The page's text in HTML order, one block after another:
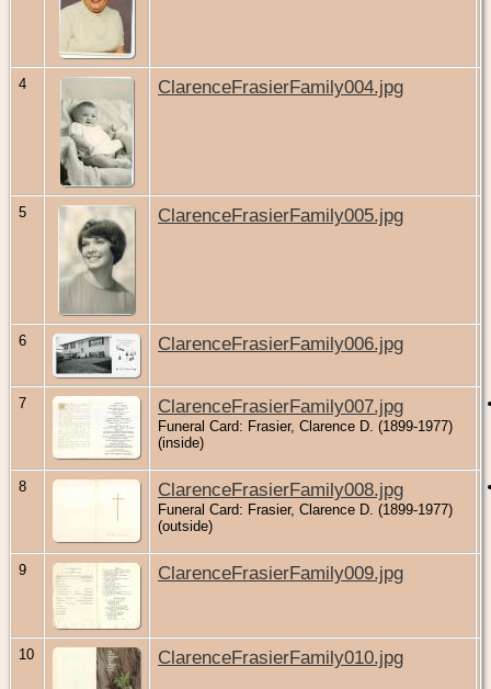
4 ClarenceFrasierFamily004.jpg
5 ClarenceFrasierFamily005.jpg
6 ClarenceFrasierFamily006.jpg
7 ClarenceFrasierFamily007.jpg
Funeral Card: Frasier, Clarence D. (1899-1977)
(inside)
8 ClarenceFrasierFamily008.jpg
Funeral Card: Frasier, Clarence D. (1899-1977)
(outside)
9 ClarenceFrasierFamily009.jpg
10 ClarenceFrasierFamily010.jpg